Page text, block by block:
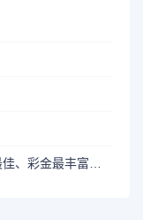
MK体育- MK官方网站 |返水最高、赔率最佳、彩金最丰富的理想选择